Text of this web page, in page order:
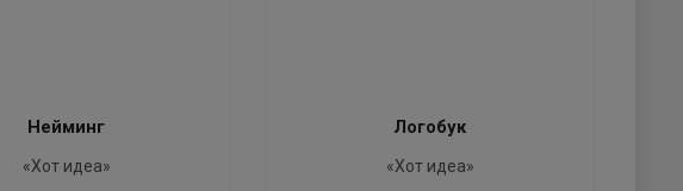
Нейминг
«Хот идеа»
Логобук
«Хот идеа»